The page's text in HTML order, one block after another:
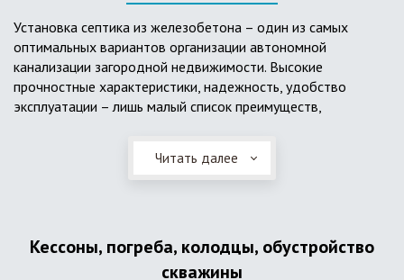
Установка септика из железобетона – один из самых
оптимальных вариантов организации автономной
канализации загородной недвижимости. Высокие
прочностные характеристики, надежность, удобство
эксплуатации – лишь малый список преимуществ,
Он независим от источников электроэнергии, прост в
применении, и стоек к внешним механическим
достоинства обуславливают большую популярность
септика из железобетонных колец.
Читать далее
Кессоны, погреба, колодцы, обустройство
скважины